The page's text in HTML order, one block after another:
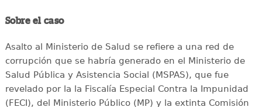
Sobre el caso
Asalto al Ministerio de Salud se refiere a una red de
corrupción que se habría generado en el Ministerio de
Salud Pública y Asistencia Social (MSPAS), que fue
revelado por la la Fiscalía Especial Contra la Impunidad
(FECI), del Ministerio Público (MP) y la extinta Comisión